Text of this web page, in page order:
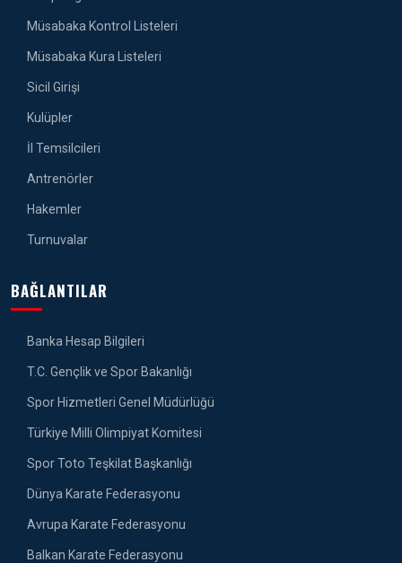
Müsabaka Kontrol Listeleri
Müsabaka Kura Listeleri
Sicil Girişi
Kulüpler
İl Temsilcileri
Antrenörler
Hakemler
Turnuvalar
BAĞLANTILAR
Banka Hesap Bilgileri
T.C. Gençlik ve Spor Bakanlığı
Spor Hizmetleri Genel Müdürlüğü
Türkiye Milli Olimpiyat Komitesi
Spor Toto Teşkilat Başkanlığı
Dünya Karate Federasyonu
Avrupa Karate Federasyonu
Balkan Karate Federasyonu